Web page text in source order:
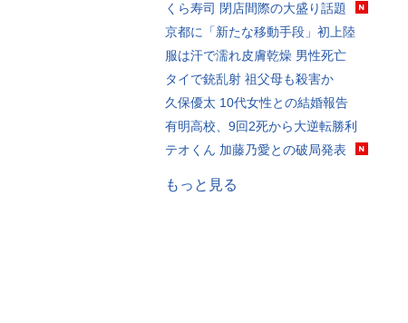
くら寿司 閉店間際の大盛り話題
京都に「新たな移動手段」初上陸
服は汗で濡れ皮膚乾燥 男性死亡
タイで銃乱射 祖父母も殺害か
久保優太 10代女性との結婚報告
有明高校、9回2死から大逆転勝利
テオくん 加藤乃愛との破局発表
もっと見る